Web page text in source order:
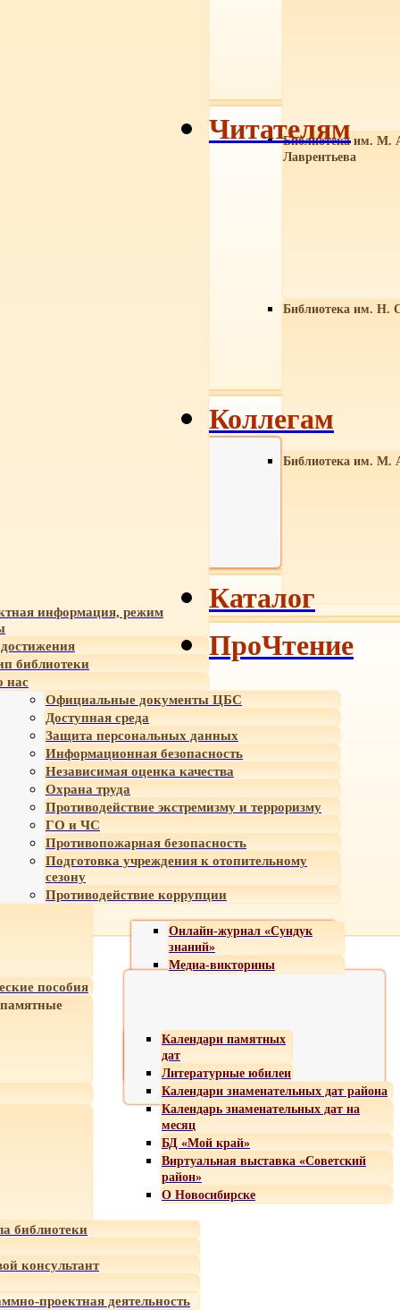
Библиотека им. М.
Лаврентьева
Библиотека им. Н.
Библиотека им. М.
информация, режим
библиотеки
нас
Официальные документы ЦБС
Доступная среда
Защита персональных данных
Информационная безопасность
Независимая оценка качества
Охрана труда
Противодействие экстремизму и терроризму
ГО и ЧС
Противопожарная безопасность
Подготовка учреждения к отопительному
сезону
Противодействие коррупции
Онлайн-журнал «Сундук
знаний»
Медиа-викторины
пособия
Календари памятных
дат
Литературные юбилеи
Календари знаменательных дат района
Календарь знаменательных дат на
месяц
БД «Мой край»
Виртуальная выставка «Советский
район»
О Новосибирске
Читателям
библиотеки
консультант
проектная деятельность
Коллегам
Каталог
ПроЧтение